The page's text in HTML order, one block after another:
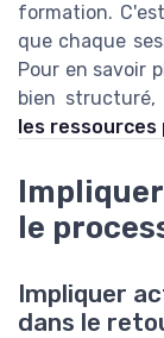
formation.
que chaque
Pour en savoir
bien
les
le
Impliquer
dans le